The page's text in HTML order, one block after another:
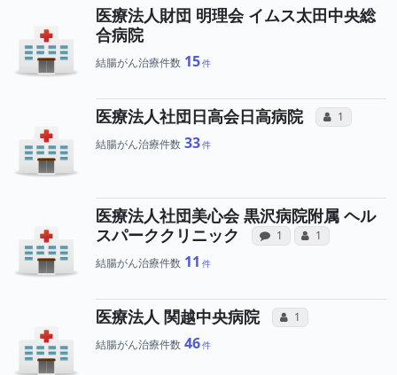
医療法人財団 明理会 イムス太田中央総
合病院
結腸がん治療件数 15
医療法人社団日高会日高病院 コミュニケ
1 所属
結腸がん治療件数 33
医療法人社団美心会 黒沢病院附属 ヘル
スパーククリニック
感想投稿（合算）
1 病院への声と、
コミュニケーシ
1 所属医師
結腸がん治療件数 11
医療法人 関越中央病院 コミュニケーション
1 所属医師へ
結腸がん治療件数 46